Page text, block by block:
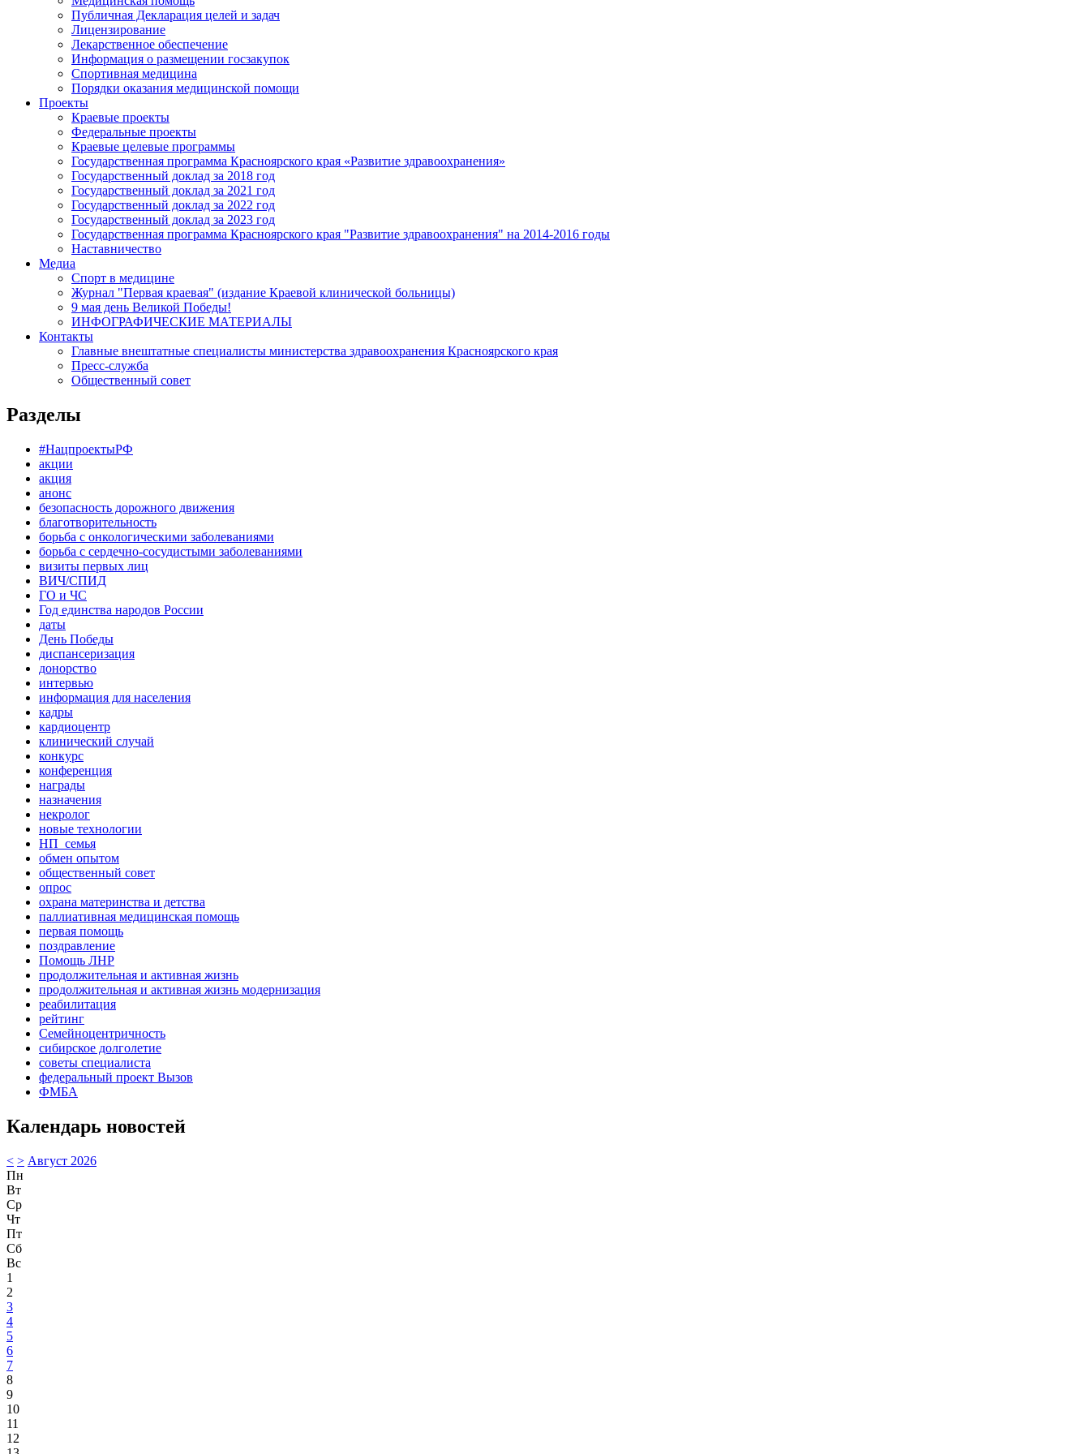
Публичная Декларация целей и задач
Лицензирование
Лекарственное обеспечение
Информация о размещении госзакупок
Спортивная медицина
Порядки оказания медицинской помощи
Проекты
Краевые проекты
Федеральные проекты
Краевые целевые программы
Государственная программа Красноярского края «Развитие здравоохранения»
Государственный доклад за 2018 год
Государственный доклад за 2021 год
Государственный доклад за 2022 год
Государственный доклад за 2023 год
Государственная программа Красноярского края "Развитие здравоохранения" на 2014-2016 годы
Наставничество
Медиа
Спорт в медицине
Журнал "Первая краевая" (издание Краевой клинической больницы)
9 мая день Великой Победы!
ИНФОГРАФИЧЕСКИЕ МАТЕРИАЛЫ
Контакты
Главные внештатные специалисты министерства здравоохранения Красноярского края
Пресс-служба
Общественный совет
Разделы
#НацпроектыРФ
акции
акция
анонс
безопасность дорожного движения
благотворительность
борьба с онкологическими заболеваниями
борьба с сердечно-сосудистыми заболеваниями
визиты первых лиц
ВИЧ/СПИД
ГО и ЧС
Год единства народов России
даты
День Победы
диспансеризация
донорство
интервью
информация для населения
кадры
кардиоцентр
клинический случай
конкурс
конференция
награды
назначения
некролог
новые технологии
НП_семья
обмен опытом
общественный совет
опрос
охрана материнства и детства
паллиативная медицинская помощь
первая помощь
поздравление
Помощь ЛНР
продолжительная и активная жизнь
продолжительная и активная жизнь модернизация
реабилитация
рейтинг
Семейноцентричность
сибирское долголетие
советы специалиста
федеральный проект Вызов
ФМБА
Календарь новостей
< > Август 2026
Пн
Вт
Ср
Чт
Пт
Сб
Вс
1
2
3
4
5
6
7
8
9
10
11
12